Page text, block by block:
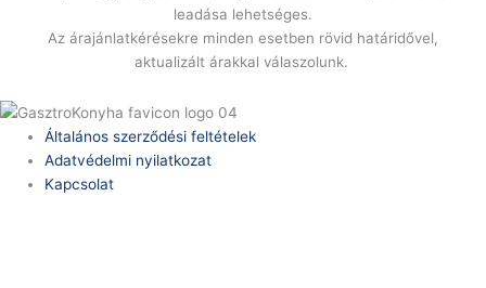
leadása lehetséges.
Az árajánlatkérésekre minden esetben rövid határidővel,
aktualizált árakkal válaszolunk.
Általános szerződési feltételek
Adatvédelmi nyilatkozat
Kapcsolat